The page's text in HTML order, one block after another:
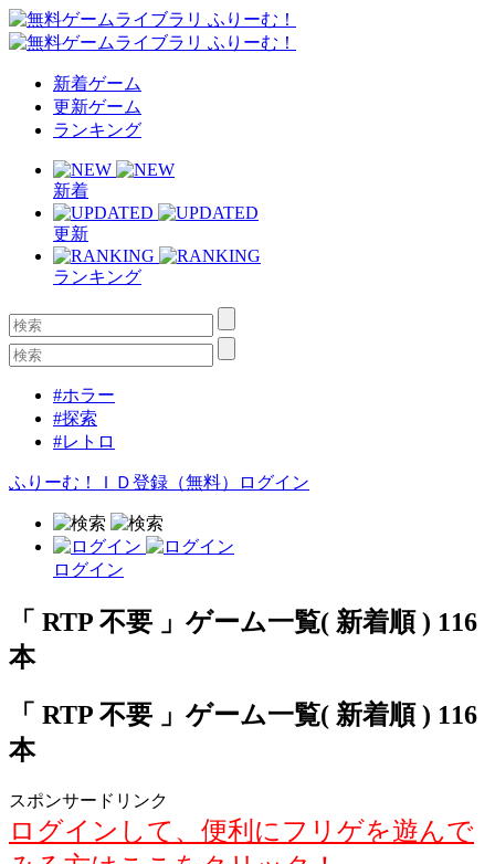
新着ゲーム
更新ゲーム
ランキング
新着
更新
ランキング
#ホラー
#探索
#レトロ
ふりーむ！ＩＤ登録（無料） ログイン
ログイン
「 RTP 不要 」ゲーム一覧( 新着順 ) 116
本
「 RTP 不要 」ゲーム一覧( 新着順 ) 116
本
スポンサードリンク
ログインして、便利にフリゲを遊んで